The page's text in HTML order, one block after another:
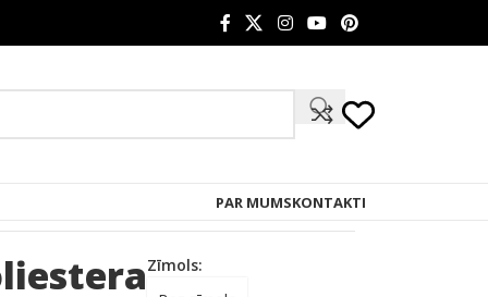
PAR MUMSKONTAKTI
Zīmols: